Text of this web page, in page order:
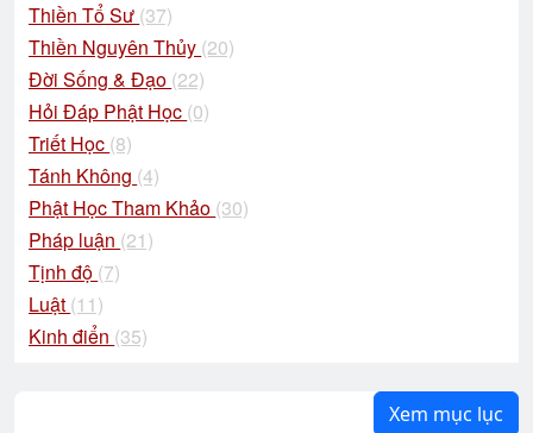
Thiền Tổ Sư (37)
Thiền Nguyên Thủy (20)
Đời Sống & Đạo (22)
Hỏi Đáp Phật Học (0)
Triết Học (8)
Tánh Không (4)
Phật Học Tham Khảo (30)
Pháp luận (21)
Tịnh độ (7)
Luật (11)
Kinh điển (35)
Xem mục lục